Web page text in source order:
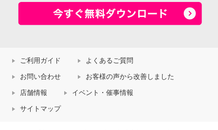
ご利用ガイド よくあるご質問
お問い合わせ お客様の声から改善しました
店舗情報 イベント・催事情報
サイトマップ